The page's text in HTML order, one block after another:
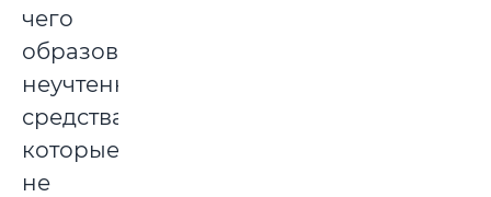
чего
образованные
неучтенные
средства,
которые
не